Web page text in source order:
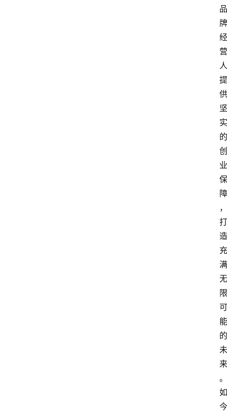
品
牌
经
营
人
提
供
坚
实
的
创
业
保
障
，
打
造
充
满
无
限
可
能
的
未
来
。
如
今